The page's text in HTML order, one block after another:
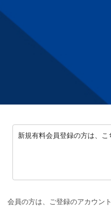
新規有料会員登録の方は、こ
会員の方は、ご登録のアカウン